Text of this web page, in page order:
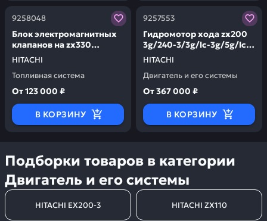
9258048
HITACHI
Блок электромагнитных
клапанов на zx330
HITACHI 9258048
Топливная система
Заказывая запчасти у нас, вы получаете гарантию
От123 000 ₽
В КОРЗИНУ
9257553
HITACHI
Гидромотор хода zx200
3g/240-3/3g/lc-3g/5g/lc-
5g/5а HITACHI 9257553
Двигатель и его системы
Заказывая запчасти у
От367 000 ₽
В КОРЗИНУ
Подборки товаров в категории
Двигатель и его системы
HITACHI EX200-3 HITACHI ZX110